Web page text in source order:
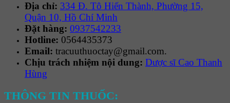
Địa chỉ: 334 Đ. Tô Hiến Thành, Phường 15,
Quận 10, Hồ Chí Minh
Đặt hàng: 0937542233
Hotline: 0564435373
Email: tracuuthuoctay@gmail.com.
Chịu trách nhiệm nội dung: Dược sĩ Cao Thanh
Hùng
THÔNG TIN THUỐC: